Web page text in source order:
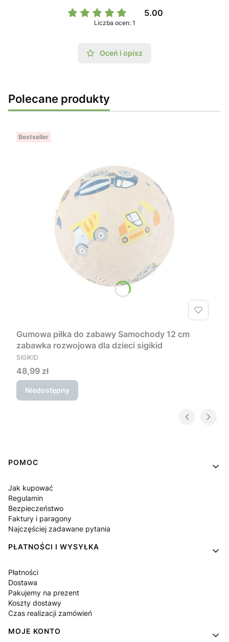
5.00
Liczba ocen: 1
Oceń i opisz
Polecane produkty
Bestseller
Gumowa piłka do zabawy Samochody 12 cm
zabawka rozwojowa dla dzieci sigikid
PRODUCENT
SIGIKID
Cena
48,99 zł
Niedostępny
Linki w stopce
POMOC
Jak kupować
Regulamin
Bezpieczeństwo
Faktury i paragony
Najczęściej zadawane pytania
PŁATNOŚCI I WYSYŁKA
Płatności
Dostawa
Pakujemy na prezent
Koszty dostawy
Czas realizacji zamówień
MOJE KONTO